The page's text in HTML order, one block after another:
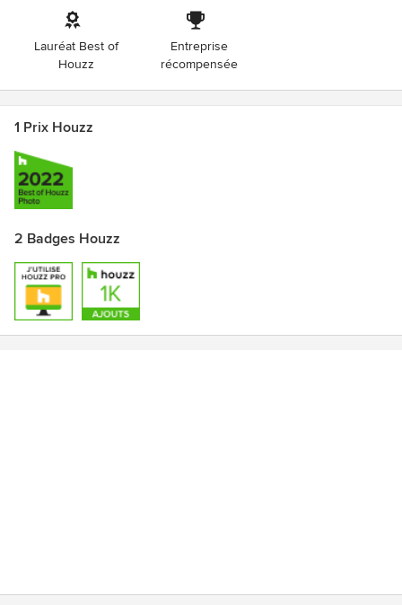
Lauréat Best of
Houzz
Entreprise
récompensée
1 Prix Houzz
2 Badges Houzz